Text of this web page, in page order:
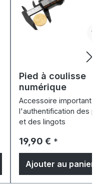
Pied à coulisse
numérique
Accessoire important
l'authentification des
et des lingots
Prix régulier :
19,90 € *
Ajouter au panier